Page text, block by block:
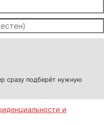
сразу подберёт нужную
и